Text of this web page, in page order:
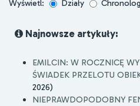
Wyświetl: Działy
Najnowsze artykuły:
EMILCIN: W ROCZNICĘ
ŚWIADEK PRZELOTU
2026)
NIEPRAWDOPODOBNY